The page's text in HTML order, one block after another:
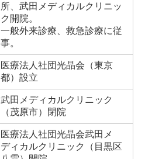
所、武田メディカルクリニッ
ク開院。
一般外来診療、救急診療に従
事。
医療法人社団光晶会（東京
都）設立
武田メディカルクリニック
（茂原市）閉院
医療法人社団光晶会武田メ
ディカルクリニック（目黒区